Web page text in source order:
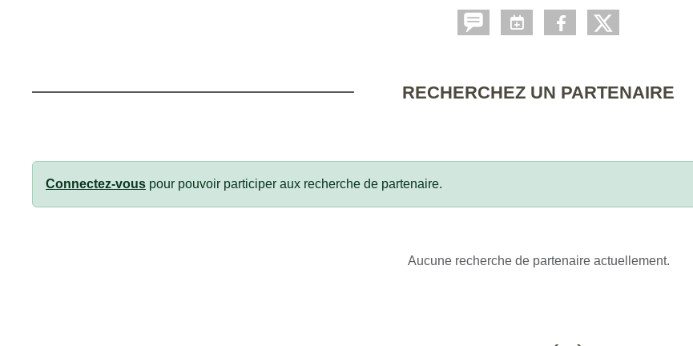
RECHERCHEZ UN PARTENAIRE
Connectez-vous pour pouvoir participer aux recherche de partenaire.
Aucune recherche de partenaire actuellement.